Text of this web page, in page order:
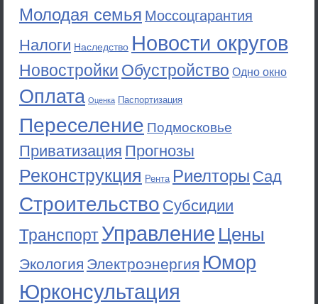
Молодая семья Моссоцгарантия
Налоги Наследство Новости округов
Новостройки Обустройство Одно окно
Оплата Оценка Паспортизация
Переселение Подмосковье
Приватизация Прогнозы
Реконструкция Рента Риелторы Сад
Строительство Субсидии
ТранспортУправление Цены
Экология Электроэнергия Юмор
Юрконсультация